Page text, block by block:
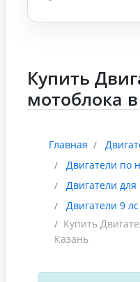
Купить
мотоблока
Главная
Двигатели по
Двигатели для
Двигатели 9
Купить
Казань